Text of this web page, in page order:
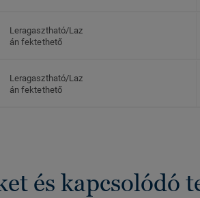
Leragasztható/Laz
án fektethető
Leragasztható/Laz
án fektethető
és kapcsolódó